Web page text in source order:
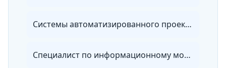
Системы автоматизированного проектирования
Специалист по информационному моделированию в сфере строительства (BIM-менеджер)